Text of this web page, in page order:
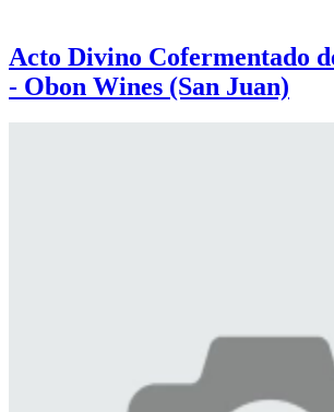
Acto Divino Cofermentado
- Obon Wines (San Juan)